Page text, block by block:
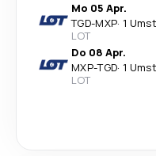
Mo 05 Apr.
TGD-MXP· 1
LOT
Do 08 Apr.
MXP-TGD· 1
LOT